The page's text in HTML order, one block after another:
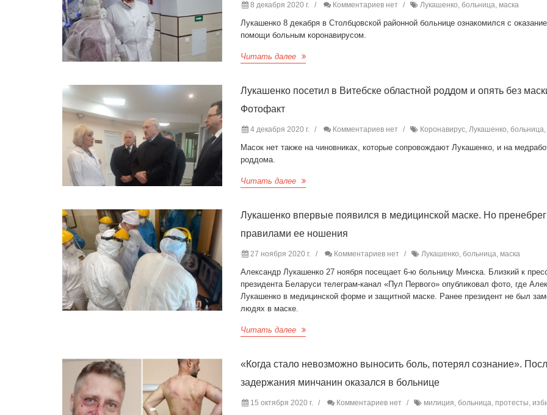
8 декабря 2020 г. Комментариев нет Лукашенко, больница, маска
Лукашенко 8 декабря в Столбцовской районной больнице ознакомился с
помощи больным коронавирусом.
Читать далее
Лукашенко посетил в Витебске областной роддом и опять без
Фотофакт
4 декабря 2020 г. Комментариев нет Коронавирус, Лукашенко,
Масок нет также на чиновниках, которые сопровождают Лукашенко, и на
роддома.
Читать далее
Лукашенко впервые появился в медицинской маске. Но пренебрег
правилами ее ношения
27 ноября 2020 г. Комментариев нет Лукашенко, больница, маска
Александр Лукашенко 27 ноября посещает 6-ю больницу Минска. Близкий к
президента Беларуси телеграм-канал «Пул Первого» опубликовал фото, где
Лукашенко в медицинской форме и защитной маске. Ранее президент не был
людях в маске.
Читать далее
«Когда стало невозможно выносить боль, потерял сознание».
задержания минчанин оказался в больнице
15 октября 2020 г. Комментариев нет милиция, больница, протесты,